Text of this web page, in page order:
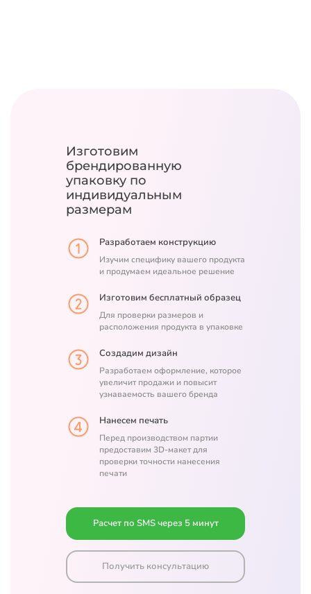
Изготовим
брендированную
упаковку по
индивидуальным
размерам
Разработаем конструкцию
Изучим специфику вашего продукта
и продумаем идеальное решение
Изготовим бесплатный образец
Для проверки размеров и
расположения продукта в упаковке
Создадим дизайн
Разработаем оформление, которое
увеличит продажи и повысит
узнаваемость вашего бренда
Нанесем печать
Перед производством партии
предоставим 3D-макет для
проверки точности нанесения
печати
Расчет по SMS через 5 минут
Получить консультацию